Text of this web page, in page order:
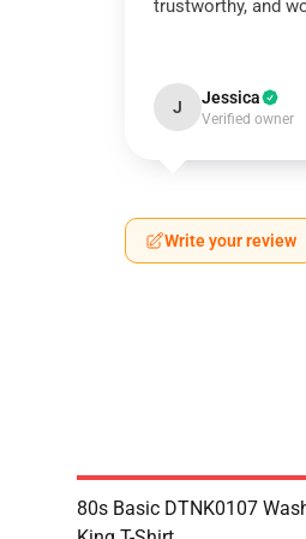
trustworthy, and
J Jessica
Verified owner
Write your review
80s Basic DTNK0107